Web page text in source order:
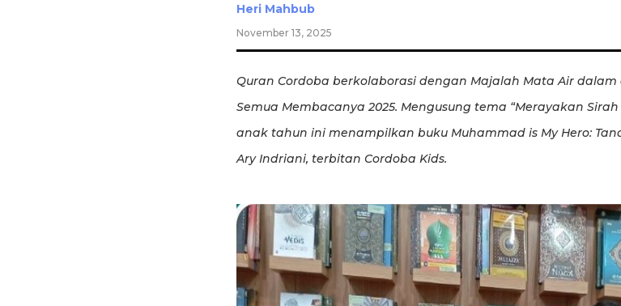
Heri Mahbub
November 13, 2025
Quran Cordoba berkolaborasi dengan Majalah Mata Air
Semua Membacanya 2025. Mengusung tema “Merayakan
anak tahun ini menampilkan buku Muhammad is My Hero:
Ary Indriani, terbitan Cordoba Kids.